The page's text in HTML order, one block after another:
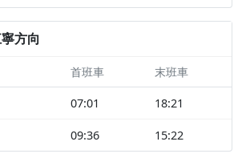
方向
首班車 末班車
07:01 18:21
09:36 15:22